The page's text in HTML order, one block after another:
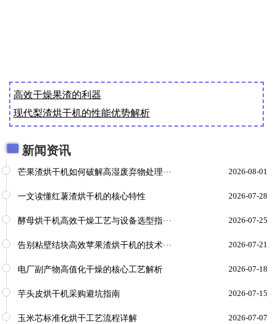
高效干燥果渣的利器
现代梨渣烘干机的性能优势解析
新闻资讯
芒果渣烘干机如何破解高湿废弃物处理··· 2026-08-01
一文读懂红薯渣烘干机的核心特性 2026-07-28
酵母烘干机高效干燥工艺与设备选型指··· 2026-07-25
告别粘壁结块高效苹果渣烘干机的技术··· 2026-07-21
电厂副产物高值化干燥的核心工艺解析 2026-07-18
芋头皮烘干机采购避坑指南 2026-07-15
玉米芯标准化烘干工艺流程详解 2026-07-07